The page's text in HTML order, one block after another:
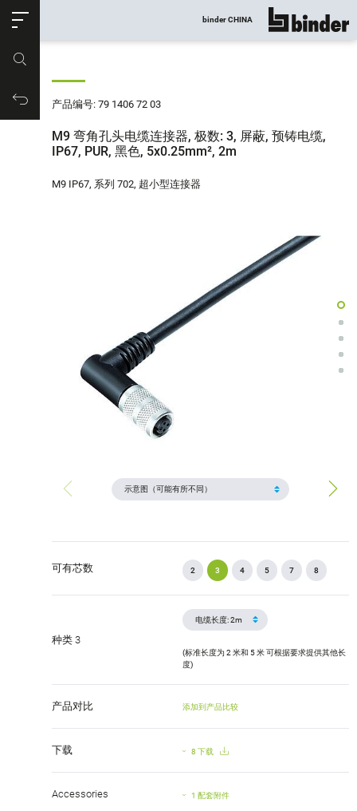
购物车
binder CHINA 显示所有
产品编号: 79 1406 72 03
M9 弯角孔头电缆连接器, 极数: 3, 屏蔽, 预铸电缆,
IP67, PUR, 黑色, 5x0.25mm², 2m
M9 IP67, 系列 702, 超小型连接器
可有芯数 2 3 4 5 7 8
种类 3
(标准长度为 2 米和 5 米 可根据要求提供其他长
度)
产品对比 添加到产品比较
下载 8 下载
Accessories 1 配套附件